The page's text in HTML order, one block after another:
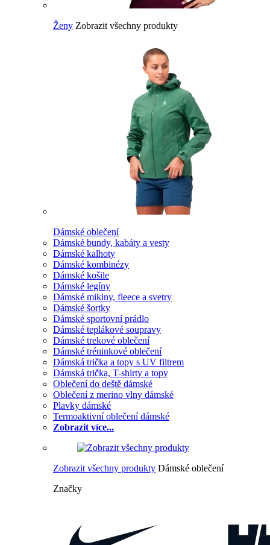
Ženy Zobrazit všechny produkty
Dámské oblečení
Dámské bundy, kabáty a vesty
Dámské kalhoty
Dámské kombinézy
Dámské košile
Dámské legíny
Dámské mikiny, fleece a svetry
Dámské šortky
Dámské sportovní prádlo
Dámské teplákové soupravy
Dámské trekové oblečení
Dámské tréninkové oblečení
Dámská trička a topy s UV filtrem
Dámská trička, T-shirty a topy
Oblečení do deště dámské
Oblečení z merino vlny dámské
Plavky dámské
Termoaktivní oblečení dámské
Zobrazit více...
Zobrazit všechny produkty Dámské oblečení
Značky